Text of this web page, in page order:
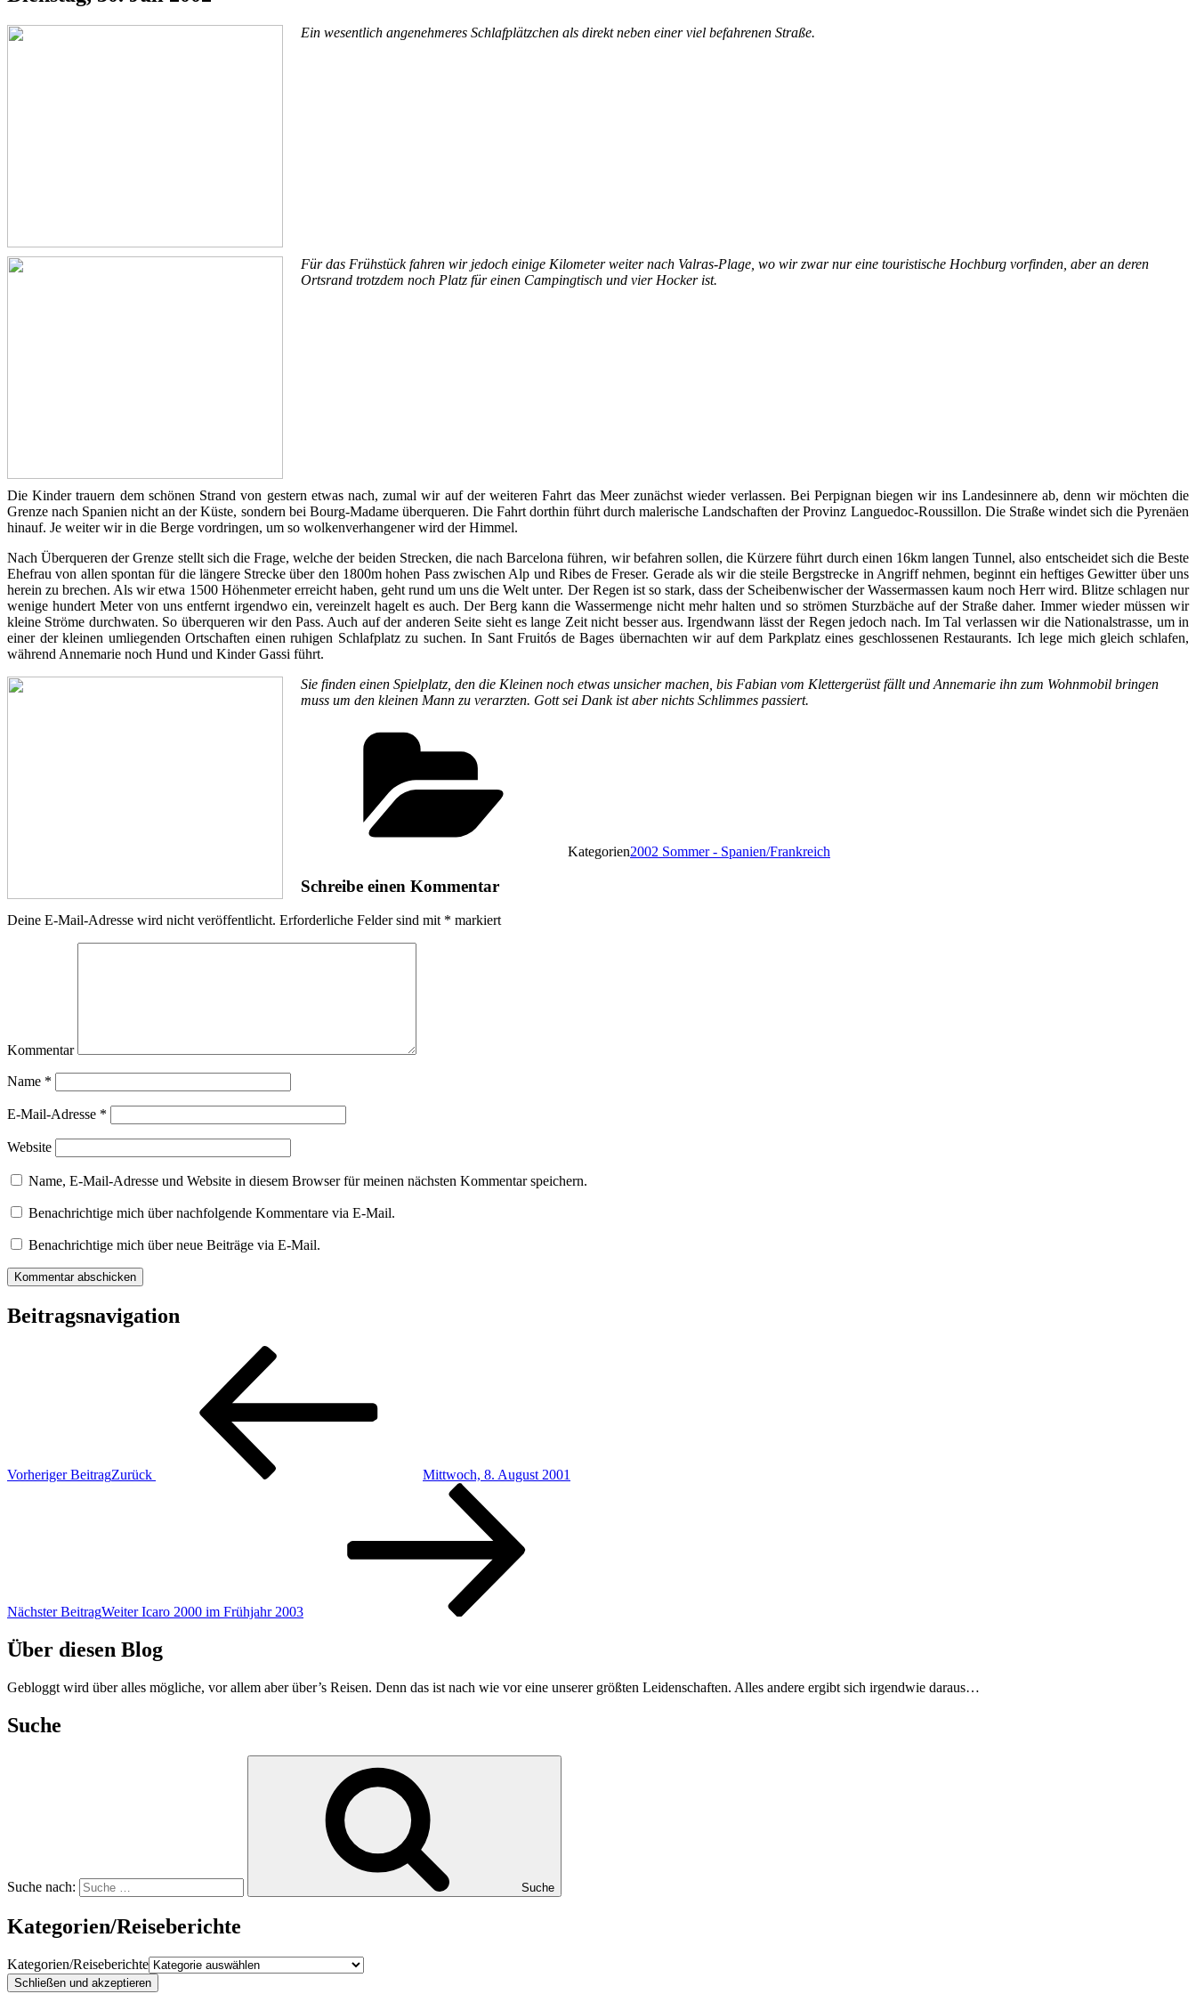
Ein wesentlich angenehmeres Schlafplätzchen als direkt neben einer viel befahrenen Straße.
Für das Frühstück fahren wir jedoch einige Kilometer weiter nach Valras-Plage, wo wir zwar nur eine touristische Hochburg vorfinden, aber an deren
Ortsrand trotzdem noch Platz für einen Campingtisch und vier Hocker ist.
Die Kinder trauern dem schönen Strand von gestern etwas nach, zumal wir auf der weiteren Fahrt das Meer zunächst wieder verlassen. Bei Perpignan biegen wir ins Landesinnere ab, denn wir möchten die
Grenze nach Spanien nicht an der Küste, sondern bei Bourg-Madame überqueren. Die Fahrt dorthin führt durch malerische Landschaften der Provinz Languedoc-Roussillon. Die Straße windet sich die Pyrenäen
hinauf. Je weiter wir in die Berge vordringen, um so wolkenverhangener wird der Himmel.
Nach Überqueren der Grenze stellt sich die Frage, welche der beiden Strecken, die nach Barcelona führen, wir befahren sollen, die Kürzere führt durch einen 16km langen Tunnel, also entscheidet sich die Beste
Ehefrau von allen spontan für die längere Strecke über den 1800m hohen Pass zwischen Alp und Ribes de Freser. Gerade als wir die steile Bergstrecke in Angriff nehmen, beginnt ein heftiges Gewitter über uns
herein zu brechen. Als wir etwa 1500 Höhenmeter erreicht haben, geht rund um uns die Welt unter. Der Regen ist so stark, dass der Scheibenwischer der Wassermassen kaum noch Herr wird. Blitze schlagen nur
wenige hundert Meter von uns entfernt irgendwo ein, vereinzelt hagelt es auch. Der Berg kann die Wassermenge nicht mehr halten und so strömen Sturzbäche auf der Straße daher. Immer wieder müssen wir
kleine Ströme durchwaten. So überqueren wir den Pass. Auch auf der anderen Seite sieht es lange Zeit nicht besser aus. Irgendwann lässt der Regen jedoch nach. Im Tal verlassen wir die Nationalstrasse, um in
einer der kleinen umliegenden Ortschaften einen ruhigen Schlafplatz zu suchen. In Sant Fruitós de Bages übernachten wir auf dem Parkplatz eines geschlossenen Restaurants. Ich lege mich gleich schlafen,
während Annemarie noch Hund und Kinder Gassi führt.
Sie finden einen Spielplatz, den die Kleinen noch etwas unsicher machen, bis Fabian vom Klettergerüst fällt und Annemarie ihn zum Wohnmobil bringen
muss um den kleinen Mann zu verarzten. Gott sei Dank ist aber nichts Schlimmes passiert.
Kategorien2002 Sommer - Spanien/Frankreich
Schreibe einen Kommentar
Deine E-Mail-Adresse wird nicht veröffentlicht. Erforderliche Felder sind mit * markiert
Kommentar
Name *
E-Mail-Adresse *
Website
Name, E-Mail-Adresse und Website in diesem Browser für meinen nächsten Kommentar speichern.
Benachrichtige mich über nachfolgende Kommentare via E-Mail.
Benachrichtige mich über neue Beiträge via E-Mail.
Beitragsnavigation
Vorheriger BeitragZurück Mittwoch, 8. August 2001
Nächster BeitragWeiter Icaro 2000 im Frühjahr 2003
Über diesen Blog
Gebloggt wird über alles mögliche, vor allem aber über’s Reisen. Denn das ist nach wie vor eine unserer größten Leidenschaften. Alles andere ergibt sich irgendwie daraus…
Suche
Suche nach: Suche
Kategorien/Reiseberichte
Kategorien/Reiseberichte